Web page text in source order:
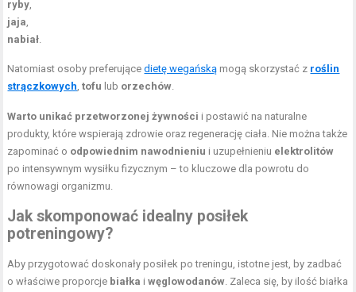
ryby,
jaja,
nabiał.
Natomiast osoby preferującedietę wegańską mogą skorzystać z roślin
strączkowych,tofu lub orzechów.
Warto unikać przetworzonej żywności i postawić na naturalne
produkty, które wspierają zdrowie oraz regenerację ciała. Nie można także
zapominać o odpowiednim nawodnieniu i uzupełnieniu elektrolitów
po intensywnym wysiłku fizycznym – to kluczowe dla powrotu do
równowagi organizmu.
Jak skomponować idealny posiłek
potreningowy?
Aby przygotować doskonały posiłek po treningu, istotne jest, by zadbać
o właściwe proporcje białka iwęglowodanów. Zaleca się, by ilość białka